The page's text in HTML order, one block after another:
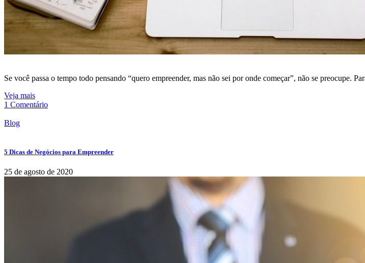
Se você passa o tempo todo pensando “quero empreender, mas não sei por onde começar”, não se preocupe.
Veja mais
1 Comentário
Blog
5 Dicas de Negócios para Empreender
25 de agosto de 2020